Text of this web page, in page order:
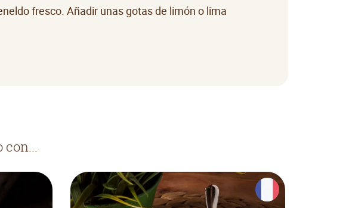
fresco. Añadir unas gotas de limón o lima